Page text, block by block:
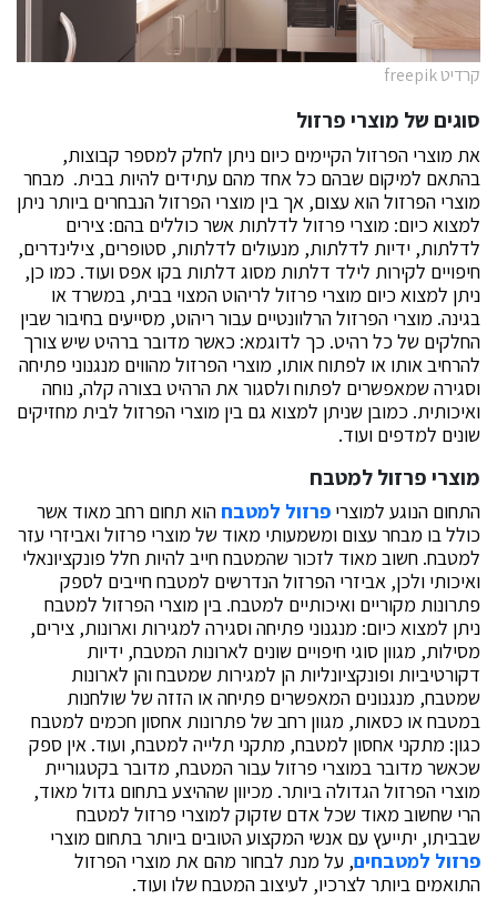
קרדיט freepik
סוגים של מוצרי פרזול
את מוצרי הפרזול הקיימים כיום ניתן לחלק למספר קבוצות,
בהתאם למיקום שבהם כל אחד מהם עתידים להיות בבית. מבחר
מוצרי הפרזול הוא עצום, אך בין מוצרי הפרזול הנבחרים ביותר ניתן
למצוא כיום: מוצרי פרזול לדלתות אשר כוללים בהם: צירים
לדלתות, ידיות לדלתות, מנעולים לדלתות, סטופרים, צילינדרים,
חיפויים לקירות לילד דלתות מסוג דלתות בקו אפס ועוד. כמו כן,
ניתן למצוא כיום מוצרי פרזול לריהוט המצוי בבית, במשרד או
בגינה. מוצרי הפרזול הרלוונטיים עבור ריהוט, מסייעים בחיבור שבין
החלקים של כל רהיט. כך לדוגמא: כאשר מדובר ברהיט שיש צורך
להרחיב אותו או לפתוח אותו, מוצרי הפרזול מהווים מנגנוני פתיחה
וסגירה שמאפשרים לפתוח ולסגור את הרהיט בצורה קלה, נוחה
ואיכותית. כמובן שניתן למצוא גם בין מוצרי הפרזול לבית מחזיקים
שונים למדפים ועוד.
מוצרי פרזול למטבח
התחום הנוגע למוצרי פרזול למטבח הוא תחום רחב מאוד אשר
כולל בו מבחר עצום ומשמעותי מאוד של מוצרי פרזול ואביזרי עזר
למטבח. חשוב מאוד לזכור שהמטבח חייב להיות חלל פונקציונאלי
ואיכותי ולכן, אביזרי הפרזול הנדרשים למטבח חייבים לספק
פתרונות מקוריים ואיכותיים למטבח. בין מוצרי הפרזול למטבח
ניתן למצוא כיום: מנגנוני פתיחה וסגירה למגירות וארונות, צירים,
מסילות, מגוון סוגי חיפויים שונים לארונות המטבח, ידיות
דקורטיביות ופונקציונליות הן למגירות שמטבח והן לארונות
שמטבח, מנגנונים המאפשרים פתיחה או הזזה של שולחנות
במטבח או כסאות, מגוון רחב של פתרונות אחסון חכמים למטבח
כגון: מתקני אחסון למטבח, מתקני תלייה למטבח, ועוד. אין ספק
שכאשר מדובר במוצרי פרזול עבור המטבח, מדובר בקטגוריית
מוצרי הפרזול הגדולה ביותר. מכיוון שההיצע בתחום גדול מאוד,
הרי שחשוב מאוד שכל אדם שזקוק למוצרי פרזול למטבח
שבביתו, יתייעץ עם אנשי המקצוע הטובים ביותר בתחום מוצרי
פרזול למטבחים, על מנת לבחור מהם את מוצרי הפרזול
התואמים ביותר לצרכיו, לעיצוב המטבח שלו ועוד.